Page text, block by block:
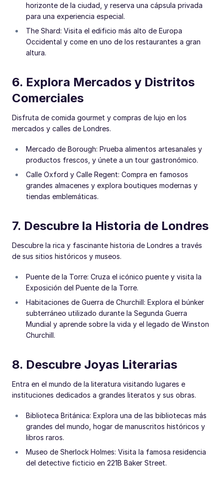
horizonte de la ciudad, y reserva una cápsula privada
para una experiencia especial.
The Shard: Visita el edificio más alto de Europa
Occidental y come en uno de los restaurantes a gran
altura.
6. Explora Mercados y Distritos
Comerciales
Disfruta de comida gourmet y compras de lujo en los
mercados y calles de Londres.
Mercado de Borough: Prueba alimentos artesanales y
productos frescos, y únete a un tour gastronómico.
Calle Oxford y Calle Regent: Compra en famosos
grandes almacenes y explora boutiques modernas y
tiendas emblemáticas.
7. Descubre la Historia de Londres
Descubre la rica y fascinante historia de Londres a través
de sus sitios históricos y museos.
Puente de la Torre: Cruza el icónico puente y visita la
Exposición del Puente de la Torre.
Habitaciones de Guerra de Churchill: Explora el búnker
subterráneo utilizado durante la Segunda Guerra
Mundial y aprende sobre la vida y el legado de Winston
Churchill.
8. Descubre Joyas Literarias
Entra en el mundo de la literatura visitando lugares e
instituciones dedicados a grandes literatos y sus obras.
Biblioteca Británica: Explora una de las bibliotecas más
grandes del mundo, hogar de manuscritos históricos y
libros raros.
Museo de Sherlock Holmes: Visita la famosa residencia
del detective ficticio en 221B Baker Street.